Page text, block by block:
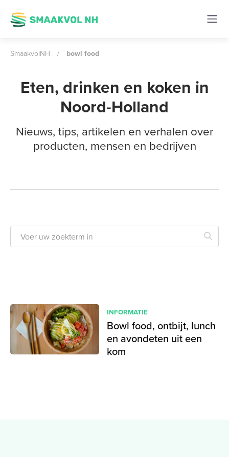
SmaakvolNH / bowl food
Eten, drinken en koken in
Noord-Holland
Nieuws, tips, artikelen en verhalen over
producten, mensen en bedrijven
INFORMATIE
Bowl food, ontbijt, lunch
en avondeten uit een
kom